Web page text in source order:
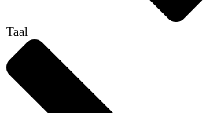
Taal